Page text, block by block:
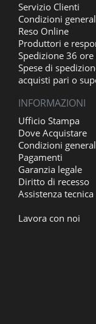
Servizio Clienti
Condizioni
Reso Online
Produttori e
Spedizione 36
Spese di
acquisti pari o
INFORMAZIONI
Ufficio Stampa
Dove Acquistare
Condizioni
Pagamenti
Garanzia legale
Diritto di recesso
Assistenza tecnica
Lavora con noi